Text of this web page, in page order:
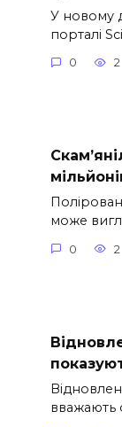
У новому
порталі
0 2
може
0 2
вважають